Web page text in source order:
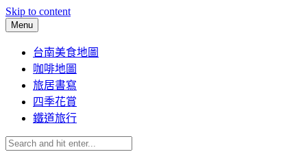
Skip to content
Menu
台南美食地圖
咖啡地圖
旅居書寫
四季花賞
鐵道旅行